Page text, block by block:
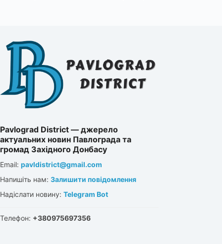
Pavlograd District — джерело
актуальних новин Павлограда та
громад Західного Донбасу
Email: pavldistrict@gmail.com
Напишіть нам: Залишити повідомлення
Надіслати новину: Telegram Bot
Телефон: +380975697356